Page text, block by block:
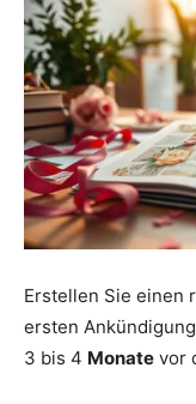
Erstellen Sie einen
ersten
3 bis 4 Monate vor